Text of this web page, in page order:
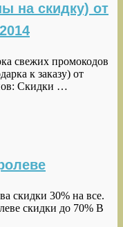
на скидку) от
свежих промокодов
к заказу) от
Скидки …
скидки 30% на все.
скидки до 70% В